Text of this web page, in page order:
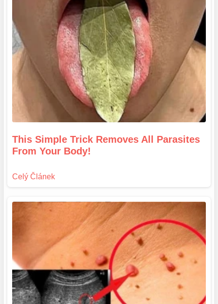
This Simple Trick Removes All Parasites
From Your Body!